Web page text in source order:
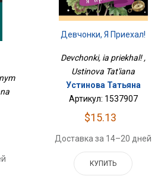
Девчонки, Я Приехал!
Devchonki, ia priekhal! ,
Ustinova Tat'iana
Устинова Татьяна
Артикул: 1537907
$15.13
Доставка за 14–20 дней
КУПИТЬ